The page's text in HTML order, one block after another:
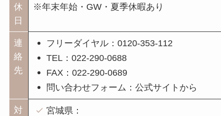
休
日
※年末年始・GW・夏季休暇あり
連
絡
先
フリーダイヤル：0120-353-112
TEL：022-290-0688
FAX：022-290-0689
問い合わせフォーム：公式サイトから
対
宮城県：